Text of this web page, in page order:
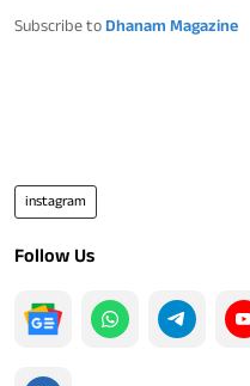
Subscribe to Dhanam Magazine
instagram
Follow Us